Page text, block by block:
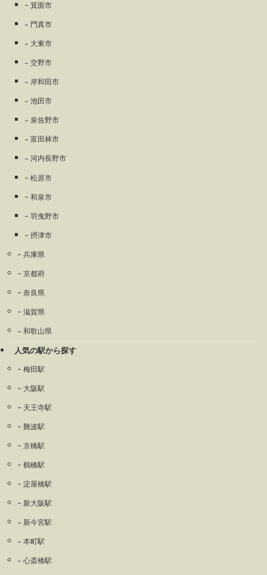
箕面市
門真市
大東市
交野市
岸和田市
池田市
泉佐野市
富田林市
河内長野市
松原市
和泉市
羽曳野市
摂津市
兵庫県
京都府
奈良県
滋賀県
和歌山県
人気の駅から探す
梅田駅
大阪駅
天王寺駅
難波駅
京橋駅
鶴橋駅
淀屋橋駅
新大阪駅
新今宮駅
本町駅
心斎橋駅